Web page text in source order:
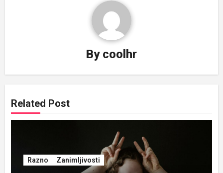
By coolhr
Related Post
Razno Zanimljivosti